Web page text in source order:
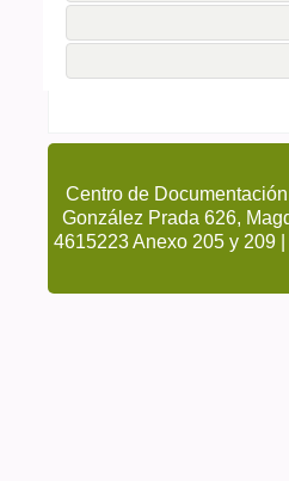
Centro de
González Prada 626,
4615223 Anexo 205 y 209